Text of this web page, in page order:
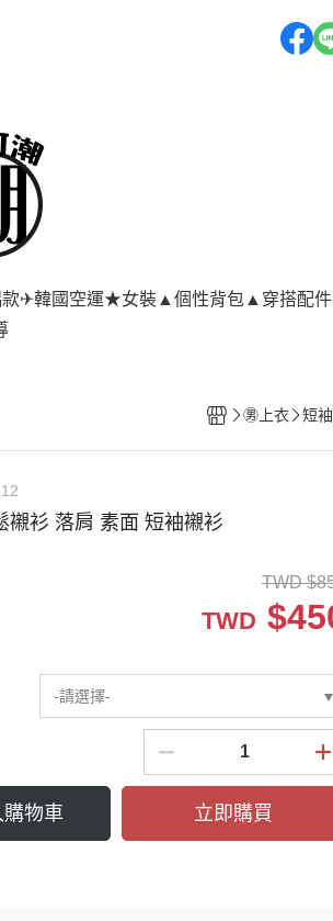
✈韓國空運★女裝▲個性背包▲穿搭配件
㊚上衣 短
襯衫 落肩 素面 短袖襯衫
TWD $
TWD $
-請選擇-
物車 立即購買